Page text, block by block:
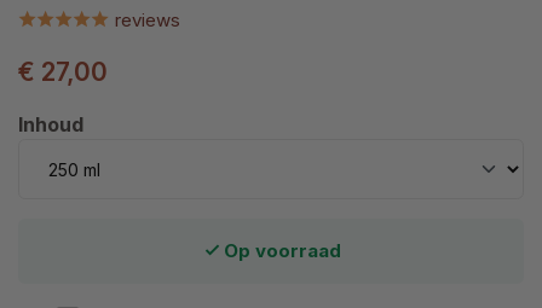
reviews
€ 27,00
Selecteer
Inhoud
Op voorraad